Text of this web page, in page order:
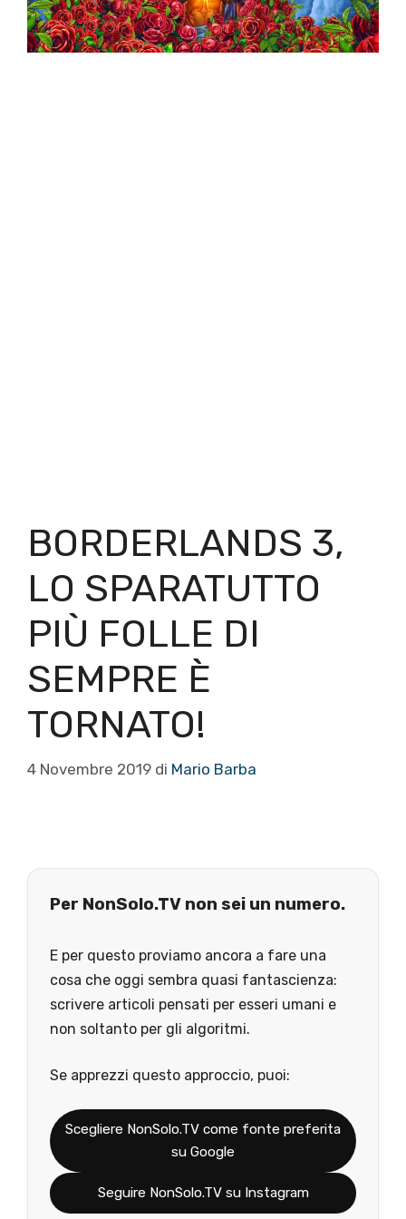
BORDERLANDS 3,
LO SPARATUTTO
PIÙ FOLLE DI
SEMPRE È
TORNATO!
4 Novembre 2019 di Mario Barba
Per NonSolo.TV non sei un numero.
E per questo proviamo ancora a fare una
cosa che oggi sembra quasi fantascienza:
scrivere articoli pensati per esseri umani e
non soltanto per gli algoritmi.
Se apprezzi questo approccio, puoi:
Scegliere NonSolo.TV come fonte preferita
su Google
Seguire NonSolo.TV su Instagram